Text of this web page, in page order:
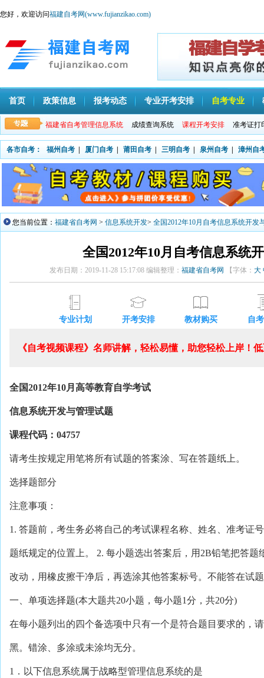
您好，欢迎访问福建自考网(www.fujianzikao.com)
首页 政策信息 报考动态 专业开考安排 自考专业
福建省自考管理信息系统 成绩查询系统 课程开考安排 准考证打
各市自考： 福州自考 厦门自考 莆田自考 三明自考 泉州自考 漳州自
您当前位置： 福建省自考网 > 信息系统开发> 全国2012年10月自考信息系统开发
全国2012年10月自考信息系统
发布日期：2019-11-28 15:17:08 编辑整理： 福建省自考网 【字体： 大
专业计划 开考安排 教材购买 自
《自考视频课程》名师讲解，轻松易懂，助您轻松上岸！
全国2012年10月高等教育自学考试
信息系统开发与管理试题
课程代码：04757
请考生按规定用笔将所有试题的答案涂、写在答题纸上。
选择题部分
注意事项：
1. 答题前，考生务必将自己的考试课程名称、姓名、准考证
题纸规定的位置上。 2. 每小题选出答案后，用2B铅笔把答
改动，用橡皮擦干净后，再选涂其他答案标号。不能答在试
一、单项选择题(本大题共20小题，每小题1分，共20分)
在每小题列出的四个备选项中只有一个是符合题目要求的，
黑。错涂、多涂或未涂均无分。
1．以下信息系统属于战略型管理信息系统的是